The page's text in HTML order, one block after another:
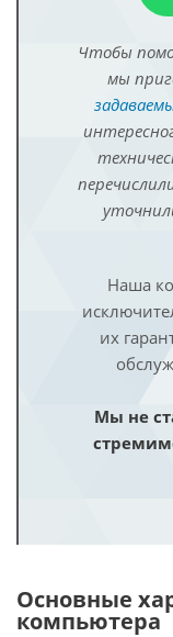
Чтобы
мы
Наша
их
Мы не
Основные
компьютера